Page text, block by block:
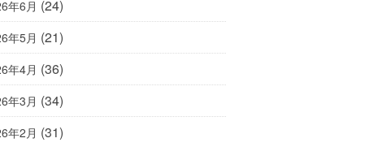
年6月 (24)
年5月 (21)
年4月 (36)
年3月 (34)
年2月 (31)